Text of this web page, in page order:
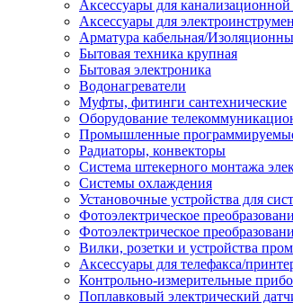
Аксессуары для
Аксессуары для
Арматура кабельная/
Бытовая техника крупная
Бытовая электроника
Водонагреватели
Муфты, фитинги сантехнические
Оборудование
Промышленные
Радиаторы, конвекторы
Система штекерного монтажа
Системы охлаждения
Установочные устройства для
Фотоэлектрическое
Фотоэлектрическое
Вилки, розетки и устройства
Аксессуары для телефакса/
Контрольно-измерительные
Поплавковый электрический